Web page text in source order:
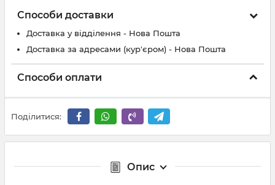
Способи доставки
Доставка у відділення - Нова Пошта
Доставка за адресами (кур'єром) - Нова Пошта
Способи оплати
Поділитися:
Опис